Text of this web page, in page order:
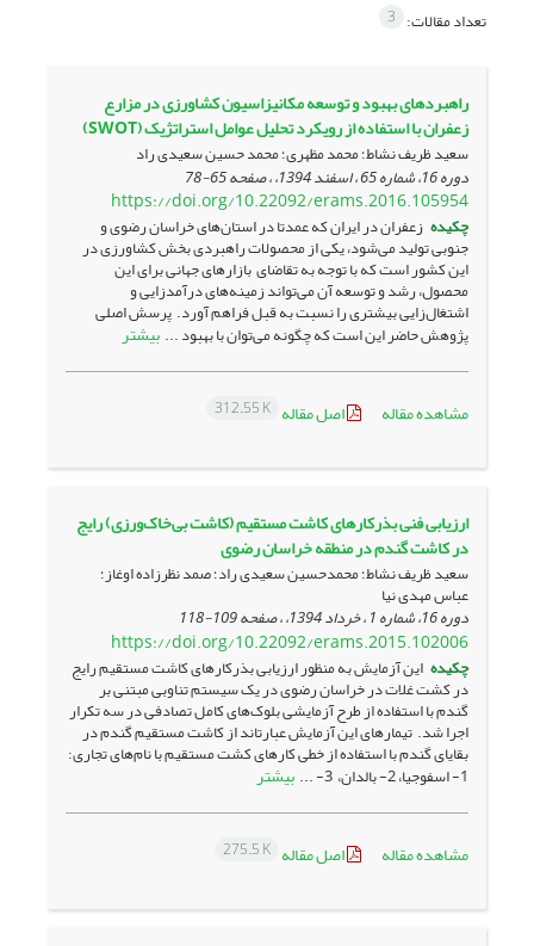
تعداد مقالات: 3
راهبردهای بهبود و توسعه مکانیزاسیون کشاورزی در مزارع
زعفران با استفاده از رویکرد تحلیل عوامل استراتژیک (SWOT)
سعید ظریف نشاط؛ محمد مظهری؛ محمد حسین سعیدی راد
دوره 16، شماره 65 ، اسفند 1394، ، صفحه 65-78
https://doi.org/10.22092/erams.2016.105954
چکیده زعفران در ایران که عمدتا در استان‌های خراسان رضوی و
جنوبی تولید می‌شود، یکی از محصولات راهبردی بخش کشاورزی در
این کشور است که با توجه به تقاضای بازارهای جهانی برای این
محصول، رشد و توسعه آن می‌تواند زمینه‌های درآمد‌زایی و
اشتغال‌زایی بیشتری را نسبت به قبل فراهم آورد. پرسش اصلی
پژوهش حاضر این است که چگونه می‌توان با بهبود ... بیشتر
مشاهده مقاله اصل مقاله 312.55 K
ارزیابی فنی بذرکارهای کاشت مستقیم (کاشت بی‌خاک‌ورزی) رایج
در کاشت گندم در منطقه خراسان رضوی
سعید ظریف نشاط؛ محمدحسین سعیدی راد؛ صمد نظرزاده اوغاز؛
عباس مهدی نیا
دوره 16، شماره 1 ، خرداد 1394، ، صفحه 109-118
https://doi.org/10.22092/erams.2015.102006
چکیده این آزمایش به منظور ارزیابی بذرکارهای کاشت مستقیم رایج
در کشت غلات در خراسان رضوی در یک سیستم تناوبی مبتنی بر
گندم با استفاده از طرح آزمایشی بلوک‌های کامل تصادفی در سه تکرار
اجرا شد. تیمارهای این آزمایش عبارت­اند از کاشت مستقیم گندم در
بقایای گندم با استفاده از خطی کارهای کشت مستقیم با نام‌های تجاری:
1- اسفوجیا، 2- بالدان، 3- ... بیشتر
مشاهده مقاله اصل مقاله 275.5 K